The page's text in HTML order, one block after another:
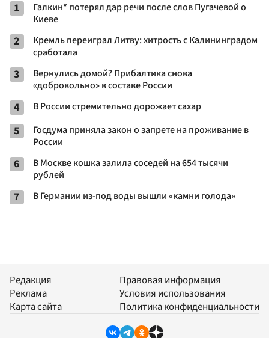
1
Галкин* потерял дар речи после слов Пугачевой о
Киеве
2
Кремль переиграл Литву: хитрость с Калининградом
сработала
3
Вернулись домой? Прибалтика снова
«добровольно» в составе России
4 В России стремительно дорожает сахар
5
Госдума приняла закон о запрете на проживание в
России
6
В Москве кошка залила соседей на 654 тысячи
рублей
7 В Германии из-под воды вышли «камни голода»
Редакция
Реклама
Карта сайта
Правовая информация
Условия использования
Политика конфиденциальности